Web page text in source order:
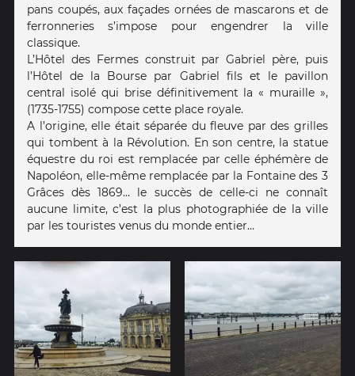
pans coupés, aux façades ornées de mascarons et de
ferronneries s’impose pour engendrer la ville
classique.
L’Hôtel des Fermes construit par Gabriel père, puis
l’Hôtel de la Bourse par Gabriel fils et le pavillon
central isolé qui brise définitivement la « muraille »,
(1735-1755) compose cette place royale.
A l’origine, elle était séparée du fleuve par des grilles
qui tombent à la Révolution. En son centre, la statue
équestre du roi est remplacée par celle éphémère de
Napoléon, elle-même remplacée par la Fontaine des 3
Grâces dès 1869… le succès de celle-ci ne connaît
aucune limite, c’est la plus photographiée de la ville
par les touristes venus du monde entier…